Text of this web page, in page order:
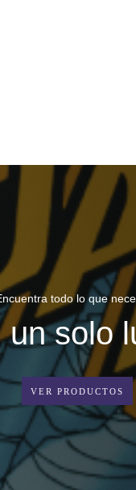
todo lo que
un solo
VER PRODUCTOS